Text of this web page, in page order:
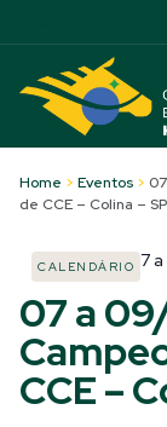
Home > Eventos >
de CCE – Colina – SP
CALENDÁRIO 7 a
07 a
CCE –